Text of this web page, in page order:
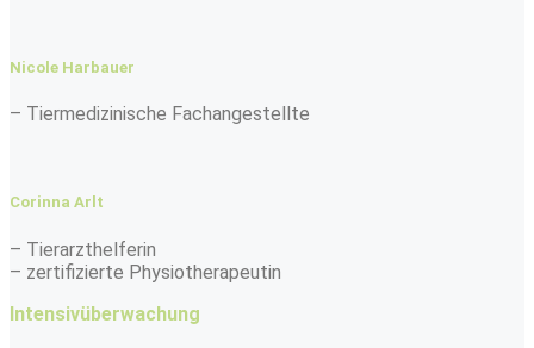
Nicole Harbauer
– Tiermedizinische Fachangestellte
Corinna Arlt
– Tierarzthelferin
– zertifizierte Physiotherapeutin
Intensivüberwachung